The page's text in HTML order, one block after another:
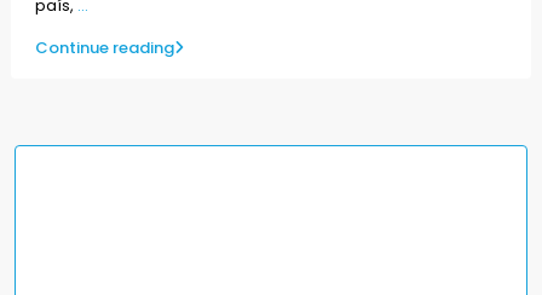
país, ...
Continue reading